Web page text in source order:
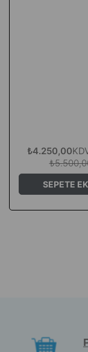
₺4.250,00
SEPETE